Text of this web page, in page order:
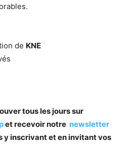
de KNE
tous les jours sur
et recevoir notre newsletter
y inscrivant et en invitant vos